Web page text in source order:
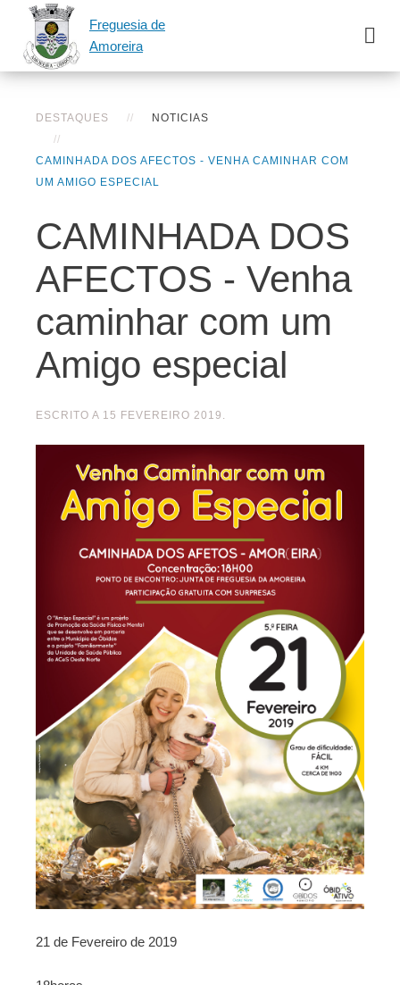
Freguesia de
Amoreira
DESTAQUES NOTICIAS
CAMINHADA DOS AFECTOS - VENHA CAMINHAR COM
UM AMIGO ESPECIAL
CAMINHADA DOS
AFECTOS - Venha
caminhar com um
Amigo especial
ESCRITO A 15 FEVEREIRO 2019 .
21 de Fevereiro de 2019